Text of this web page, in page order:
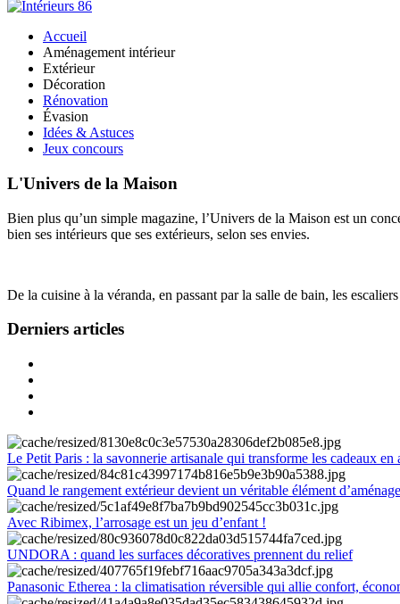
Accueil
Aménagement intérieur
Extérieur
Décoration
Rénovation
Évasion
Idées & Astuces
Jeux concours
L'Univers de la Maison
Bien plus qu’un simple magazine, l’Univers de la Maison est un
bien ses intérieurs que ses extérieurs, selon ses envies.
De la cuisine à la véranda, en passant par la salle de bain, les
Derniers articles
Le Petit Paris : la savonnerie artisanale qui transforme les cadeaux en
Quand le rangement extérieur devient un véritable élément
Avec Ribimex, l’arrosage est un jeu d’enfant !
UNDORA : quand les surfaces décoratives prennent du relief
Panasonic Etherea : la climatisation réversible qui allie confort,